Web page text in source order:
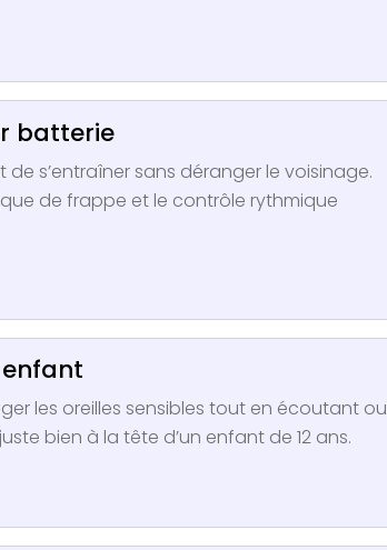
batterie
s’entraîner sans déranger le voisinage.
de frappe et le contrôle rythmique
les oreilles sensibles tout en écoutant ou
bien à la tête d’un enfant de 12 ans.